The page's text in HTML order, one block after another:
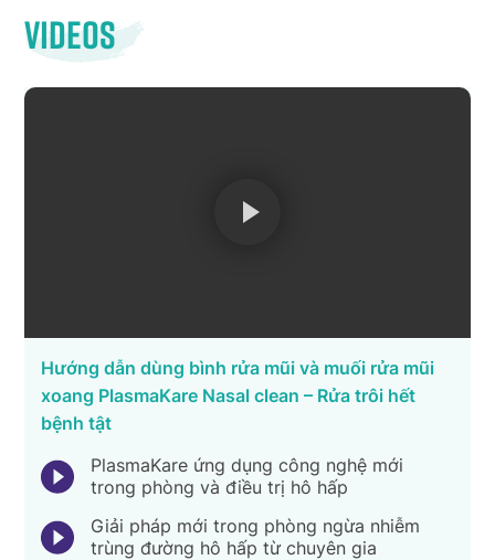
Videos
Hướng dẫn dùng bình rửa mũi và muối rửa mũi
xoang PlasmaKare Nasal clean – Rửa trôi hết
bệnh tật
PlasmaKare ứng dụng công nghệ mới
trong phòng và điều trị hô hấp
Giải pháp mới trong phòng ngừa nhiễm
trùng đường hô hấp từ chuyên gia